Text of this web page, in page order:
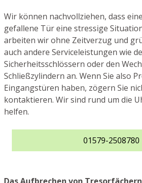
Wir können nachvollziehen, dass
gefallene Tür eine stressige
arbeiten wir ohne Zeitverzug und
auch andere Serviceleistungen wie
Sicherheitsschlössern oder den
Schließzylindern an. Wenn Sie also
Eingangstüren haben, zögern Sie
kontaktieren. Wir sind rund um die
helfen.
01579-2508780